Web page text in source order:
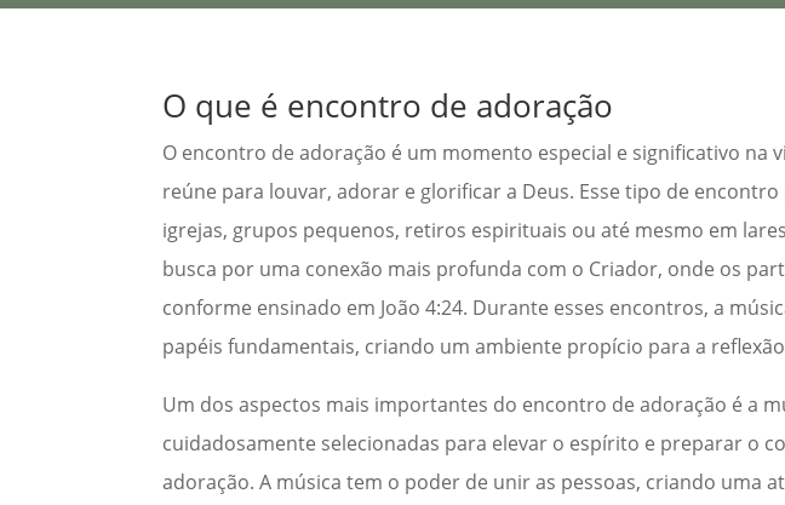
O que é encontro de adoração
O encontro de adoração é um momento especial e significativo na
reúne para louvar, adorar e glorificar a Deus. Esse tipo de
igrejas, grupos pequenos, retiros espirituais ou até mesmo em
busca por uma conexão mais profunda com o Criador, onde os
conforme ensinado em João 4:24. Durante esses encontros, a
papéis fundamentais, criando um ambiente propício para a
Um dos aspectos mais importantes do encontro de adoração é a
cuidadosamente selecionadas para elevar o espírito e preparar o
adoração. A música tem o poder de unir as pessoas, criando uma